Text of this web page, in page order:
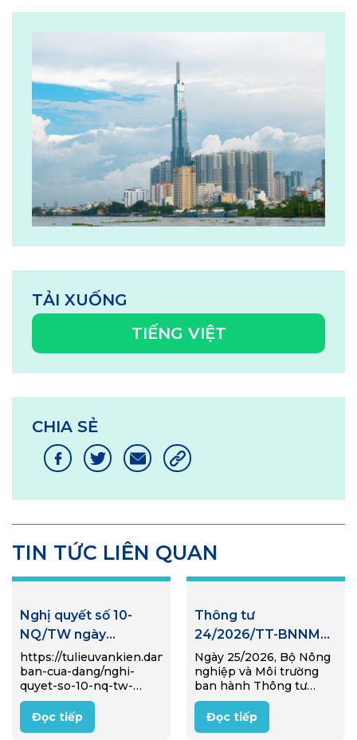
TẢI XUỐNG
TIẾNG VIỆT
CHIA SẺ
TIN TỨC LIÊN QUAN
Nghị quyết số 10-
NQ/TW ngày
08/6/2026 của Bộ
Chính trị về phát triển
kinh tế có vốn đầu tư
nước ngoài
https://tulieuvankien.dangcongsan.vn/van-
ban-cua-dang/nghi-
quyet-so-10-nq-tw-
ngay-08-6-2026-cua-
bo-chinh-tri-ve-phat-
trien-kinh-te-co-von-
Đọc tiếp
Thông tư
24/2026/TT-BNNMT
về trách nhiệm tái chế
sản phẩm bao bì và
xử lý chất thải của
nhà sản xuất nhập
khẩu
Ngày 25/2026, Bộ Nông
nghiệp và Môi trường
ban hành Thông tư
24/2026/TT-BNNMT
quy định về về trách
nhiệm tái chế sản phẩm
Đọc tiếp